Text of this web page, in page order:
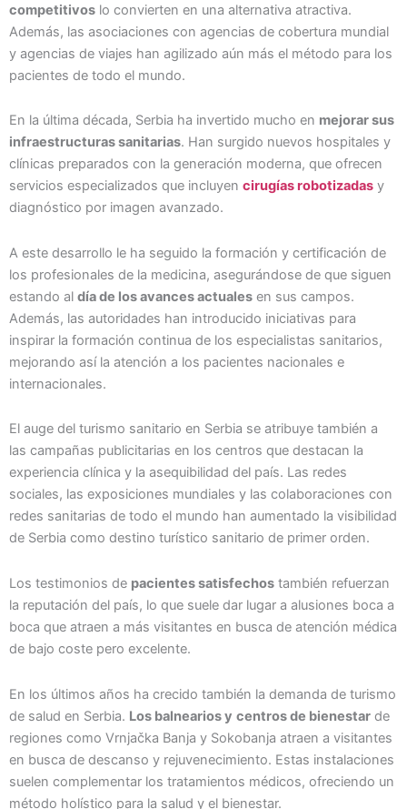
competitivos lo convierten en una alternativa atractiva.
Además, las asociaciones con agencias de cobertura mundial
y agencias de viajes han agilizado aún más el método para los
pacientes de todo el mundo.
En la última década, Serbia ha invertido mucho en mejorar sus
infraestructuras sanitarias. Han surgido nuevos hospitales y
clínicas preparados con la generación moderna, que ofrecen
servicios especializados que incluyen cirugías robotizadas y
diagnóstico por imagen avanzado.
A este desarrollo le ha seguido la formación y certificación de
los profesionales de la medicina, asegurándose de que siguen
estando al día de los avances actuales en sus campos.
Además, las autoridades han introducido iniciativas para
inspirar la formación continua de los especialistas sanitarios,
mejorando así la atención a los pacientes nacionales e
internacionales.
El auge del turismo sanitario en Serbia se atribuye también a
las campañas publicitarias en los centros que destacan la
experiencia clínica y la asequibilidad del país. Las redes
sociales, las exposiciones mundiales y las colaboraciones con
redes sanitarias de todo el mundo han aumentado la visibilidad
de Serbia como destino turístico sanitario de primer orden.
Los testimonios de pacientes satisfechos también refuerzan
la reputación del país, lo que suele dar lugar a alusiones boca a
boca que atraen a más visitantes en busca de atención médica
de bajo coste pero excelente.
En los últimos años ha crecido también la demanda de turismo
de salud en Serbia. Los balnearios y centros de bienestar de
regiones como Vrnjačka Banja y Sokobanja atraen a visitantes
en busca de descanso y rejuvenecimiento. Estas instalaciones
suelen complementar los tratamientos médicos, ofreciendo un
método holístico para la salud y el bienestar.